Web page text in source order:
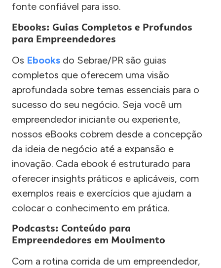
fonte confiável para isso.
Ebooks: Guias Completos e Profundos
para Empreendedores
Os Ebooks do Sebrae/PR são guias
completos que oferecem uma visão
aprofundada sobre temas essenciais para o
sucesso do seu negócio. Seja você um
empreendedor iniciante ou experiente,
nossos eBooks cobrem desde a concepção
da ideia de negócio até a expansão e
inovação. Cada ebook é estruturado para
oferecer insights práticos e aplicáveis, com
exemplos reais e exercícios que ajudam a
colocar o conhecimento em prática.
Podcasts: Conteúdo para
Empreendedores em Movimento
Com a rotina corrida de um empreendedor,